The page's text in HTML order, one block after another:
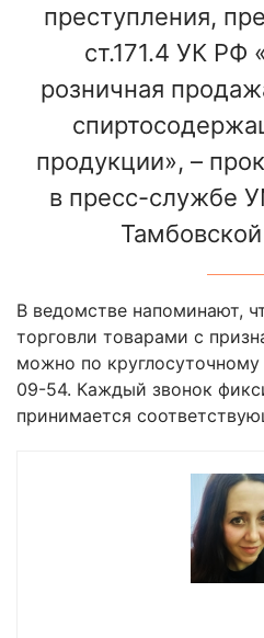
преступления,
ст.171.4 УК РФ
розничная
продукции», –
в пресс-службе
В ведомстве напоминают,
торговли товарами с
можно по
09-54. Каждый звонок
принимается